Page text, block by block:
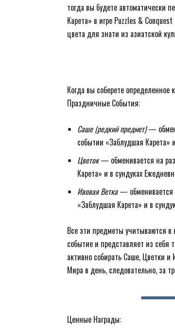
тогда вы будете автоматически
Карета» в игре Puzzles &
цвета для знати из азиатской
Когда вы соберете
Праздничные События:
Саше (редкий предмет)—
событии «Заблудшая Карета»
Цветок— обменивается на
Карета» и в сундуках
Ивовая Ветка— обменивается
«Заблудшая Карета» и в
Все эти предметы учитываются
событие и представляет из себя
активно собирать Саше, Цветки
Мира в день, следовательно, за
Ценные Награды: